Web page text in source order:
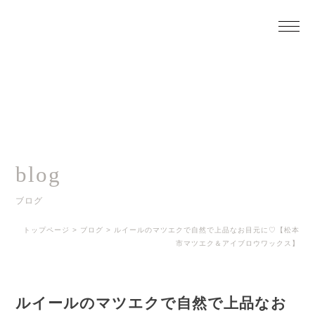
blog
ブログ
トップページ > ブログ >
ルイールのマツエクで自然で上品なお目元に♡【松本
市マツエク＆アイブロウワックス】
ルイールのマツエクで自然で上品なお